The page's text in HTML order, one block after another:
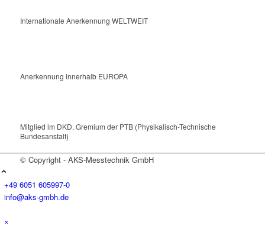
Internationale Anerkennung WELTWEIT
Anerkennung innerhalb EUROPA
Mitglied im DKD, Gremium der PTB (Physikalisch-Technische
Bundesanstalt)
© Copyright - AKS-Messtechnik GmbH
+49 6051 605997-0
info@aks-gmbh.de
×